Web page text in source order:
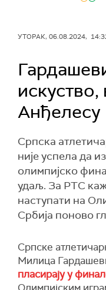
УТОРАК, 06.08.2024,
Анђелесу
Српска
није успела да
олимпијско
удаљ. За РТС
наступати на
Србија поново
Српске
Милица
пласирају у